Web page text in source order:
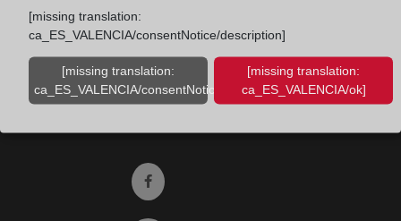
Teléfono:91 270 17 96
Fax:91 564 11 59
contacto@registradores.org
Registro de entrada del Colegio de registradores
Ir a facebook (abre en ventana nueva)
[missing translation:
ca_ES_VALENCIA/consentNotice/description]
[missing translation:
ca_ES_VALENCIA/consentNotice/learnMore]
[missing translation:
ca_ES_VALENCIA/ok]